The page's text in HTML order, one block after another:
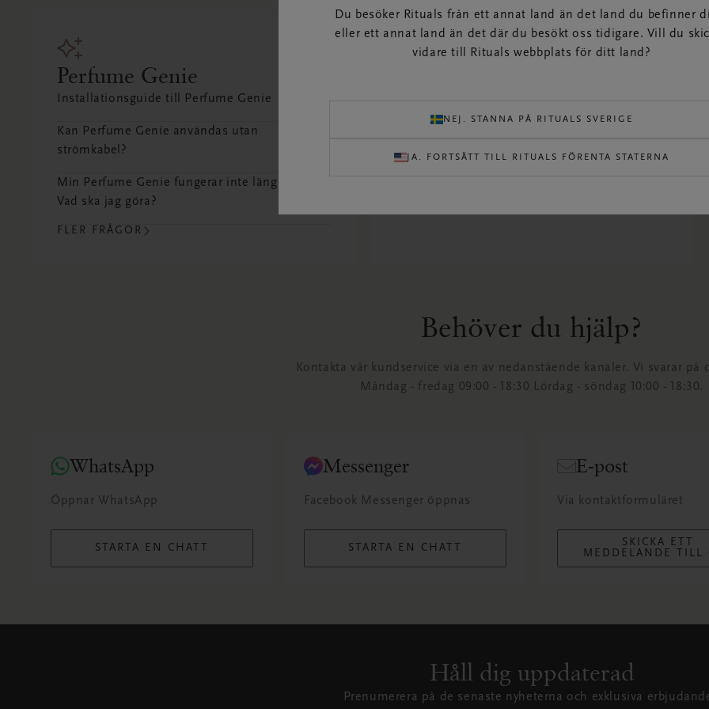
Du besöker Rituals från ett annat land än det land du befinner
eller ett annat land än det där du besökt oss tidigare. Vill du
vidare till Rituals webbplats för ditt land?
NEJ. STANNA PÅ RITUALS SVERIGE
JA. FORTSÄTT TILL RITUALS FÖRENTA STATERNA
Perfume Genie
Installationsguide till Perfume Genie
Kan Perfume Genie användas utan
strömkabel?
Min Perfume Genie fungerar inte längre.
Vad ska jag göra?
FLER FRÅGOR
Är du företagskund?
Behöver du hjälp?
Kontakta vår kundservice via en av nedanstående kanaler. Vi svarar på
Måndag - fredag ​​09:00 - 18:30 Lördag - söndag 10:00 - 18:30.
WhatsApp
Öppnar WhatsApp
STARTA EN CHATT
Messenger
Facebook Messenger öppnas
STARTA EN CHATT
E-post
Via kontaktformuläret
SKICKA ETT
MEDDELANDE TILL
Håll dig uppdaterad
Prenumerera på de senaste nyheterna och exklusiva